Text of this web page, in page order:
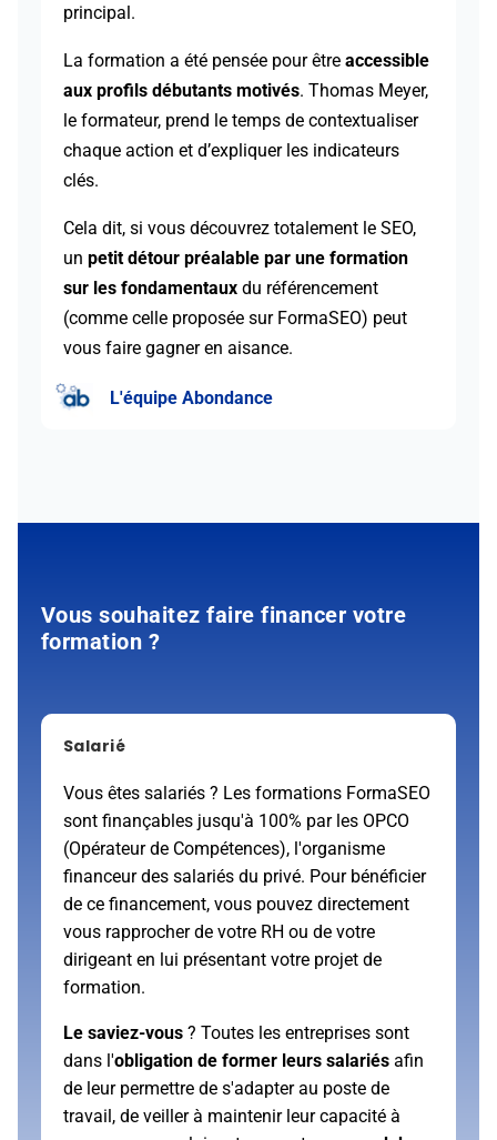
principal.
La formation a été pensée pour être accessible
aux profils débutants motivés. Thomas Meyer,
le formateur, prend le temps de contextualiser
chaque action et d’expliquer les indicateurs
clés.
Cela dit, si vous découvrez totalement le SEO,
un petit détour préalable par une formation
sur les fondamentauxdu référencement
(comme celle proposée sur FormaSEO) peut
vous faire gagner en aisance.
L'équipe Abondance
Vous souhaitez faire financer votre
formation ?
Salarié
Vous êtes salariés ? Les formations FormaSEO
sont finançables jusqu'à 100% par les OPCO
(Opérateur de Compétences), l'organisme
financeur des salariés du privé. Pour bénéficier
de ce financement, vous pouvez directement
vous rapprocher de votre RH ou de votre
dirigeant en lui présentant votre projet de
formation.
Le saviez-vous? Toutes les entreprises sont
dans l'obligation de former leurs salariésafin
de leur permettre de s'adapter au poste de
travail, de veiller à maintenir leur capacité à